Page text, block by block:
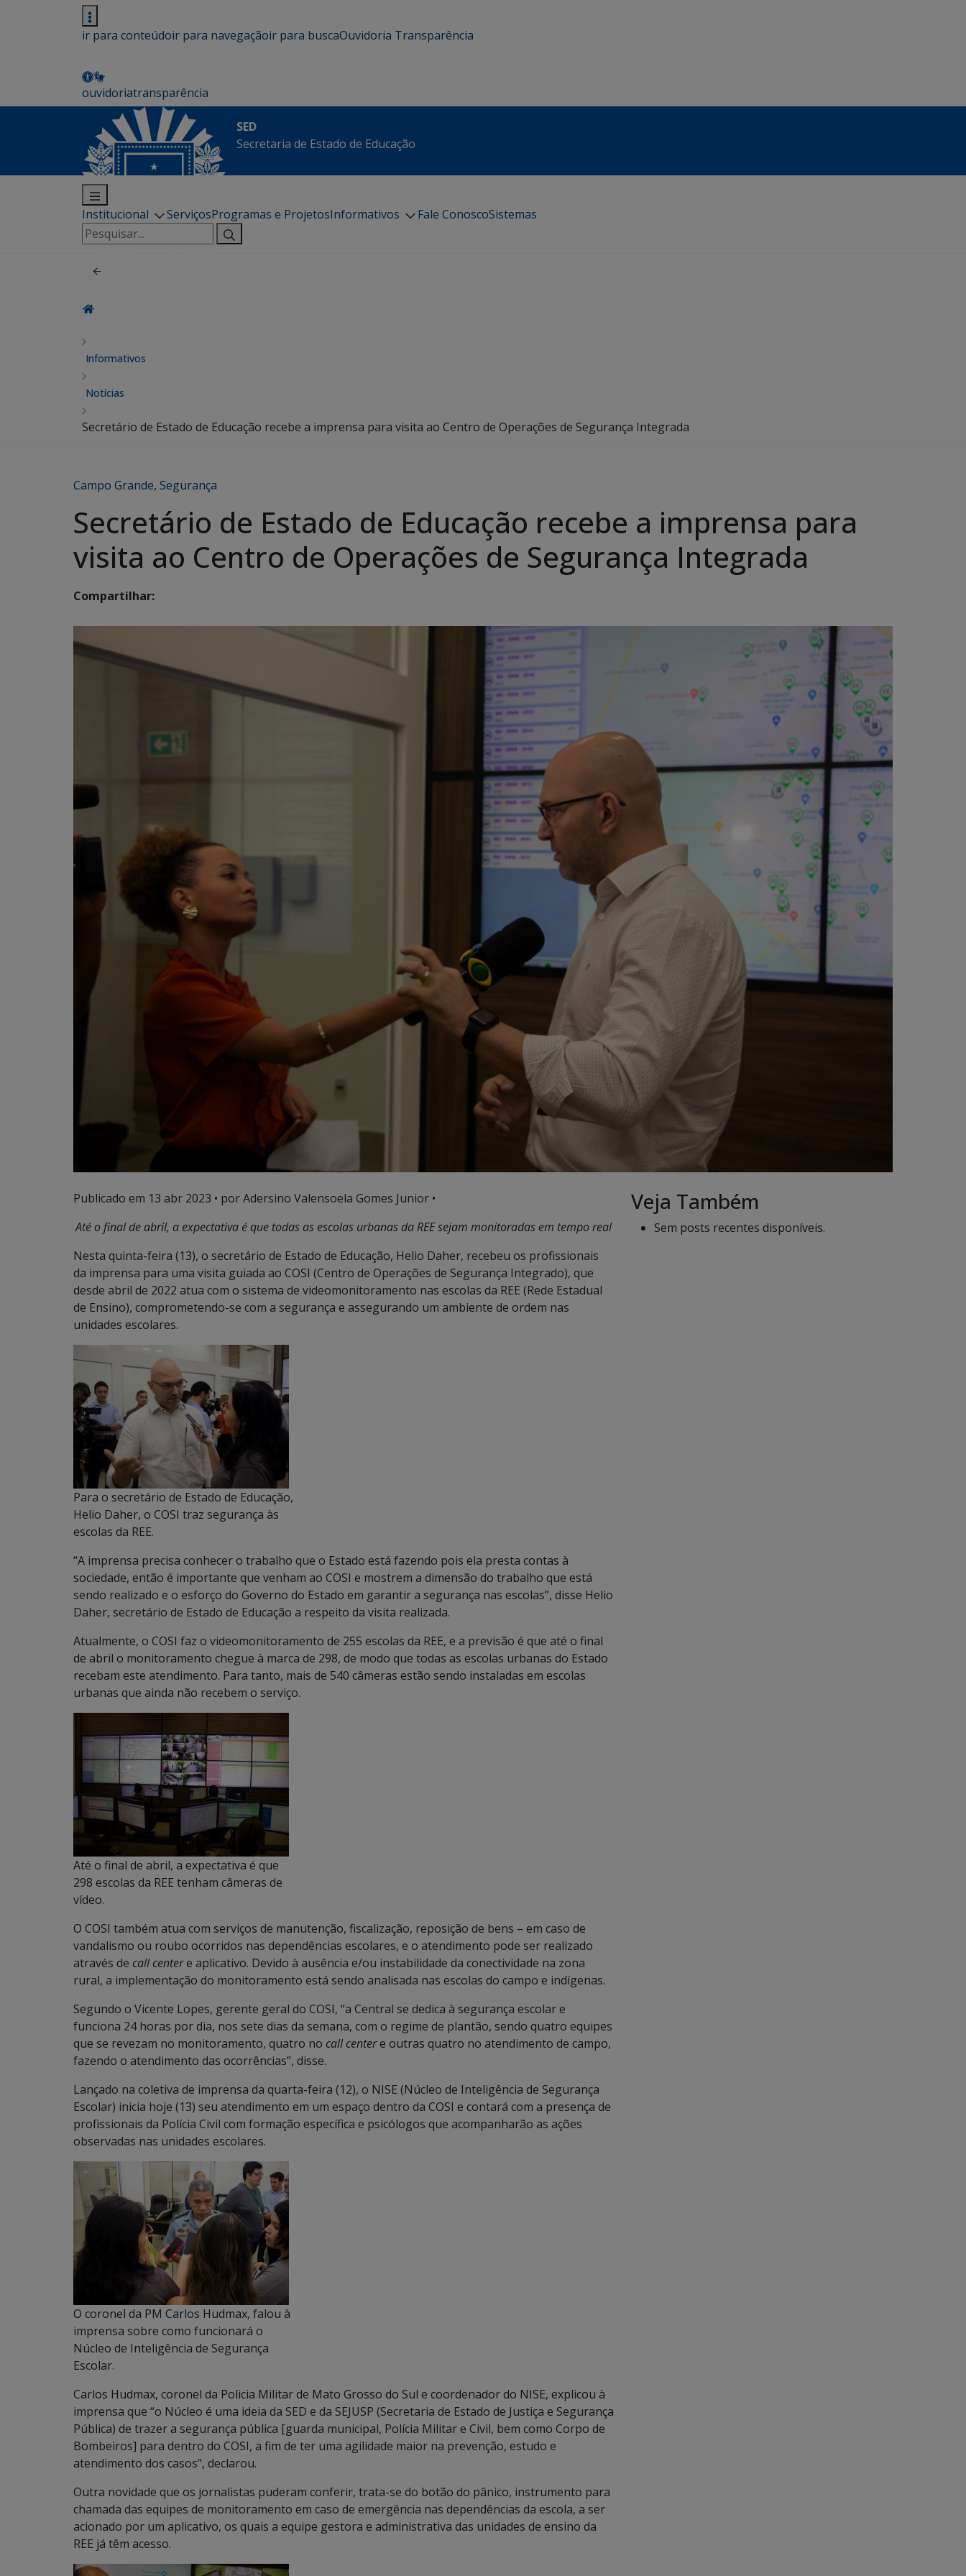
ir para conteúdoir para navegaçãoir para buscaOuvidoria Transparência
ouvidoriatransparência
SED
Secretaria de Estado de Educação
Institucional ServiçosProgramas e ProjetosInformativos Fale ConoscoSistemas
Pesquisar
por:
Informativos
Notícias
Secretário de Estado de Educação recebe a imprensa para visita ao Centro de Operações de Segurança Integrada
Campo Grande, Segurança
Secretário de Estado de Educação recebe a imprensa para
visita ao Centro de Operações de Segurança Integrada
Compartilhar:
Publicado em 13 abr 2023 • por Adersino Valensoela Gomes Junior •
Até o final de abril, a expectativa é que todas as escolas urbanas da REE sejam monitoradas em tempo real
Nesta quinta-feira (13), o secretário de Estado de Educação, Helio Daher, recebeu os profissionais
da imprensa para uma visita guiada ao COSI (Centro de Operações de Segurança Integrado), que
desde abril de 2022 atua com o sistema de videomonitoramento nas escolas da REE (Rede Estadual
de Ensino), comprometendo-se com a segurança e assegurando um ambiente de ordem nas
unidades escolares.
Para o secretário de Estado de Educação,
Helio Daher, o COSI traz segurança às
escolas da REE.
“A imprensa precisa conhecer o trabalho que o Estado está fazendo pois ela presta contas à
sociedade, então é importante que venham ao COSI e mostrem a dimensão do trabalho que está
sendo realizado e o esforço do Governo do Estado em garantir a segurança nas escolas”, disse Helio
Daher, secretário de Estado de Educação a respeito da visita realizada.
Atualmente, o COSI faz o videomonitoramento de 255 escolas da REE, e a previsão é que até o final
de abril o monitoramento chegue à marca de 298, de modo que todas as escolas urbanas do Estado
recebam este atendimento. Para tanto, mais de 540 câmeras estão sendo instaladas em escolas
urbanas que ainda não recebem o serviço.
Até o final de abril, a expectativa é que
298 escolas da REE tenham câmeras de
vídeo.
O COSI também atua com serviços de manutenção, fiscalização, reposição de bens – em caso de
vandalismo ou roubo ocorridos nas dependências escolares, e o atendimento pode ser realizado
através de call centere aplicativo. Devido à ausência e/ou instabilidade da conectividade na zona
rural, a implementação do monitoramento está sendo analisada nas escolas do campo e indígenas.
Segundo o Vicente Lopes, gerente geral do COSI, “a Central se dedica à segurança escolar e
funciona 24 horas por dia, nos sete dias da semana, com o regime de plantão, sendo quatro equipes
que se revezam no monitoramento, quatro no call centere outras quatro no atendimento de campo,
fazendo o atendimento das ocorrências”, disse.
Lançado na coletiva de imprensa da quarta-feira (12), o NISE (Núcleo de Inteligência de Segurança
Escolar) inicia hoje (13) seu atendimento em um espaço dentro da COSI e contará com a presença de
profissionais da Polícia Civil com formação específica e psicólogos que acompanharão as ações
observadas nas unidades escolares.
O coronel da PM Carlos Hudmax, falou à
imprensa sobre como funcionará o
Núcleo de Inteligência de Segurança
Escolar.
Carlos Hudmax, coronel da Policia Militar de Mato Grosso do Sul e coordenador do NISE, explicou à
imprensa que “o Núcleo é uma ideia da SED e da SEJUSP (Secretaria de Estado de Justiça e Segurança
Pública) de trazer a segurança pública [guarda municipal, Polícia Militar e Civil, bem como Corpo de
Bombeiros] para dentro do COSI, a fim de ter uma agilidade maior na prevenção, estudo e
atendimento dos casos”, declarou.
Outra novidade que os jornalistas puderam conferir, trata-se do botão do pânico, instrumento para
chamada das equipes de monitoramento em caso de emergência nas dependências da escola, a ser
acionado por um aplicativo, os quais a equipe gestora e administrativa das unidades de ensino da
REE já têm acesso.
Veja Também
Sem posts recentes disponíveis.